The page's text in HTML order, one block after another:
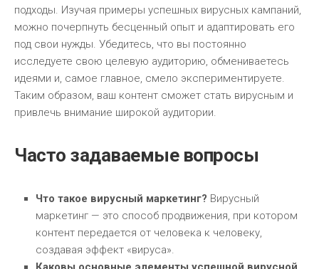
подходы. Изучая примеры успешных вирусных кампаний,
можно почерпнуть бесценный опыт и адаптировать его
под свои нужды. Убедитесь, что вы постоянно
исследуете свою целевую аудиторию, обмениваетесь
идеями и, самое главное, смело экспериментируете.
Таким образом, ваш контент сможет стать вирусным и
привлечь внимание широкой аудитории.
Часто задаваемые вопросы
Что такое вирусный маркетинг? Вирусный
маркетинг — это способ продвижения, при котором
контент передается от человека к человеку,
создавая эффект «вируса».